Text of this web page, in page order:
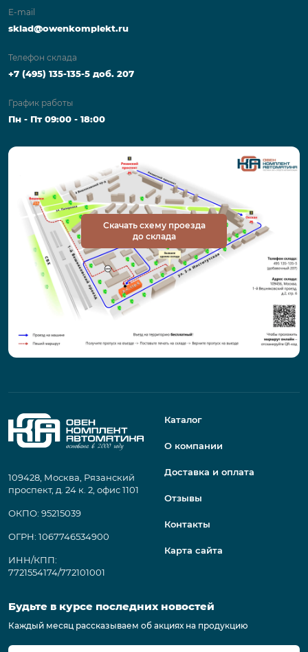
E-mail
sklad@owenkomplekt.ru
Телефон склада
+7 (495) 135-135-5 доб. 207
График работы
Пн - Пт 09:00 - 18:00
Скачать схему проезда
до склада
109428, Москва, Рязанский
проспект, д. 24 к. 2, офис 1101
ОКПО: 95215039
ОГРН: 1067746534900
ИНН/КПП:
7721554174/772101001
Каталог
О компании
Доставка и оплата
Отзывы
Контакты
Карта сайта
Будьте в курсе последних новостей
Каждый месяц рассказываем об акциях на продукцию